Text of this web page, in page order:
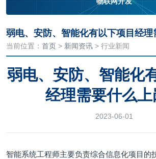
弱电、安防、智能化有以下项目经
当前位置： 首页 > 新闻资讯 > 行业新闻
弱电、安防、智能化
经理需要什么
2023-06-01
智能系统工程师主要负责综合信息化项目的